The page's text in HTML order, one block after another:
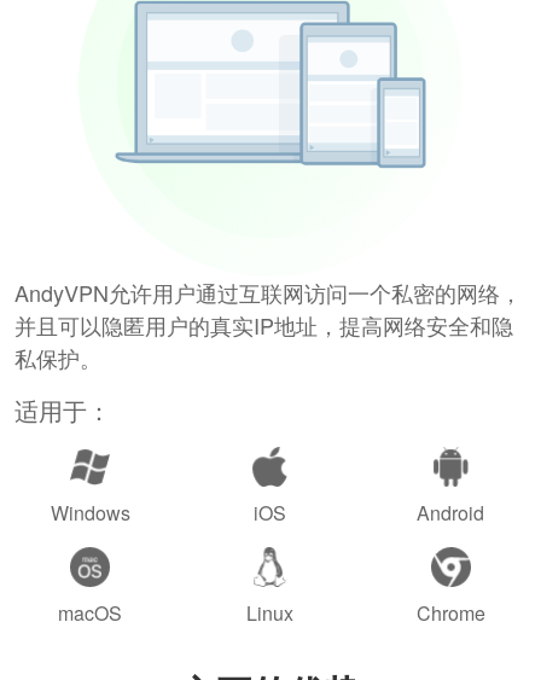
AndyVPN允许用户通过互联网访问一个私密的网络，
并且可以隐匿用户的真实IP地址，提高网络安全和隐
私保护。
适用于：
Windows iOS Android
macOS Linux Chrome